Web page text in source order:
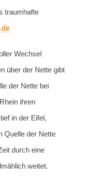
traumhafte
Wechsel
über der Nette gibt
der Nette bei
ihren
in der Eifel,
Quelle der Nette
durch eine
weitet.